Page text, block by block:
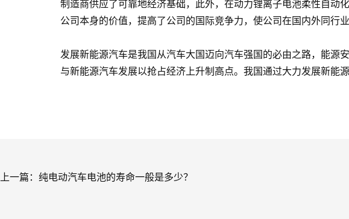
制造商供应了可靠地经济基础，此外，在动力锂离子电池柔性自动
公司本身的价值，提高了公司的国际竞争力，使公司在国内外同行业
发展新能源汽车是我国从汽车大国迈向汽车强国的必由之路，能源
与新能源汽车发展以抢占经济上升制高点。我国通过大力发展新能
上一篇： 纯电动汽车电池的寿命一般是多少？